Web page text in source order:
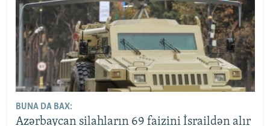
BUNA DA BAX:
Azərbaycan silahların 69 faizini İsraildən alır